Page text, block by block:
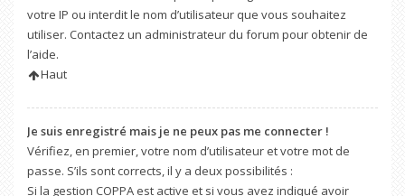
votre IP ou interdit le nom d’utilisateur que vous souhaitez
utiliser. Contactez un administrateur du forum pour obtenir de
l’aide.
Haut
Je suis enregistré mais je ne peux pas me connecter !
Vérifiez, en premier, votre nom d’utilisateur et votre mot de
passe. S’ils sont corrects, il y a deux possibilités :
Si la gestion COPPA est active et si vous avez indiqué avoir